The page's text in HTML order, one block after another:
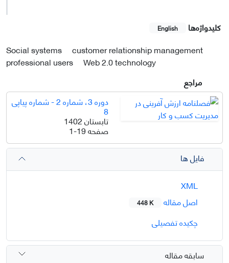
کلیدواژه‌ها English
Social systems
customer relationship management
professional users
Web 2.0 technology
مراجع
دوره 3، شماره 2 - شماره پیاپی
8
تابستان 1402
صفحه1-19
فایل ها
اصل مقاله
448 K
چکیده تفصیلی
سابقه مقاله